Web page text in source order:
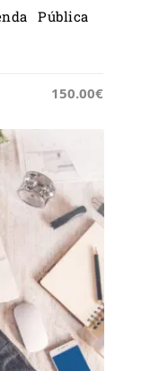
Pública
150.00€